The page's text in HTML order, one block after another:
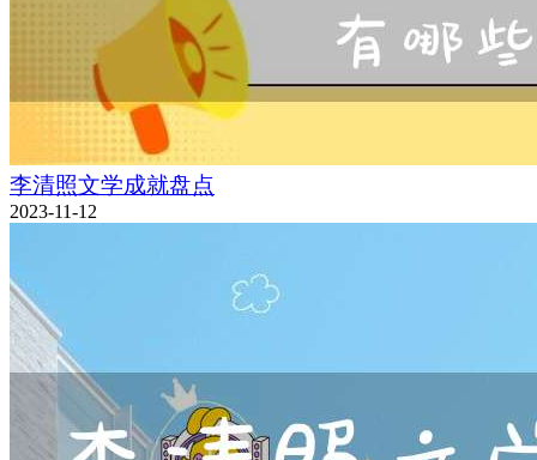
李清照文学成就盘点
2023-11-12